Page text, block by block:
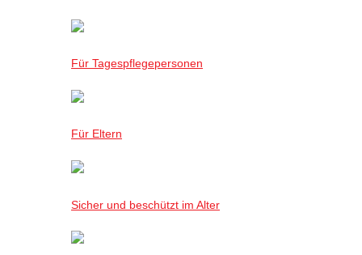
Für Tagespflegepersonen
Für Eltern
Sicher und beschützt im Alter